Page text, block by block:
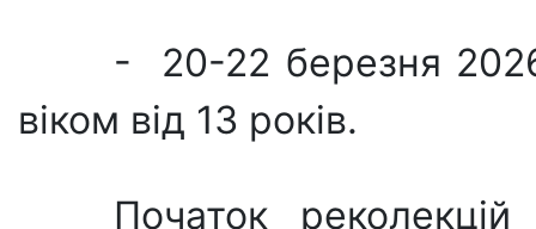
- 20-22 березня
віком від 13 років.
Початок